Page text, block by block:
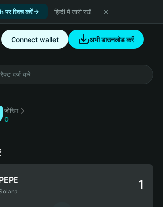
पर स्विच करें हिन्दी में जारी रखें
Connect wallet अभी डाउनलोड करें
जोखिम
0
PEPE
Solana